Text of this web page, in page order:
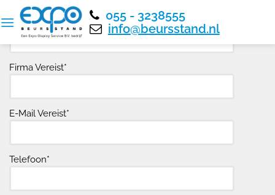
055 - 3238555
info@beursstand.nl
Bezoek onze showroom
Naam
Firma Vereist*
E-Mail Vereist*
Telefoon*